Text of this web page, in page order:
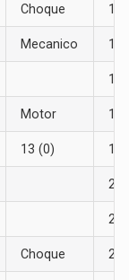
Choque 15
Mecanico 16
17
Motor 19
13 (0) 19
20
20
Choque 21